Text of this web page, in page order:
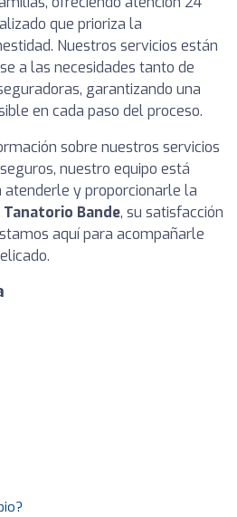
que prioriza la
Nuestros servicios están
a las necesidades tanto de
garantizando una
en cada paso del proceso.
sobre nuestros servicios
nuestro equipo está
atenderle y proporcionarle la
Tanatorio Bande, su satisfacción
aquí para acompañarle